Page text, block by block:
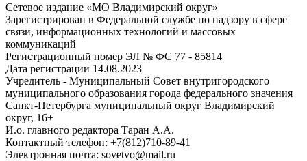
Сетевое издание «МО Владимирский округ»
Зарегистрирован в Федеральной службе по надзору в сфере
связи, информационных технологий и массовых
коммуникаций
Регистрационный номер ЭЛ № ФС 77 - 85814
Дата регистрации 14.08.2023
Учредитель - Муниципальный Совет внутригородского
муниципального образования города федерального значения
Санкт-Петербурга муниципальный округ Владимирский
округ, 16+
И.о. главного редактора Таран А.А.
Контактный телефон: +7(812)710-89-41
Электронная почта: sovetvo@mail.ru